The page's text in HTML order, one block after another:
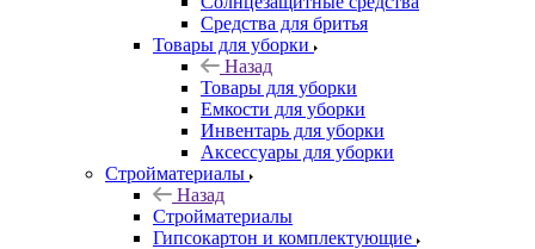
Средства для бритья
Товары для уборки
Назад
Товары для уборки
Емкости для уборки
Инвентарь для уборки
Аксессуары для уборки
Стройматериалы
Назад
Стройматериалы
Гипсокартон и комплектующие